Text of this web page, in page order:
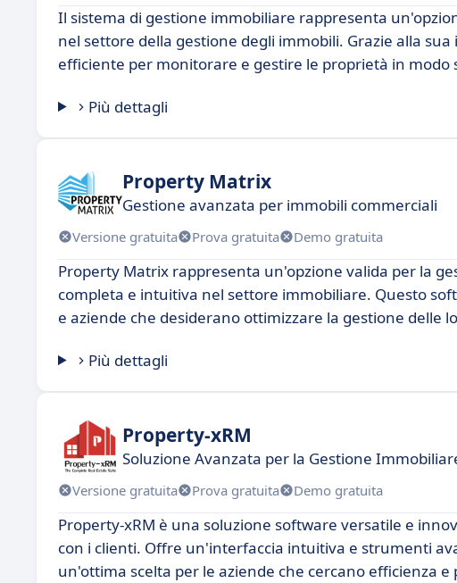
Il sistema di gestione immobiliare rappresenta
nel settore della gestione degli immobili. Grazie alla
efficiente per monitorare e gestire le proprietà in modo
Più dettagli
Property Matrix
Gestione avanzata per immobili commerciali
Versione gratuita Prova gratuita Demo gratuita
Property Matrix rappresenta un'opzione valida per la
completa e intuitiva nel settore immobiliare. Questo
e aziende che desiderano ottimizzare la gestione delle
Più dettagli
Property-xRM
Soluzione Avanzata per la Gestione
Versione gratuita Prova gratuita Demo gratuita
Property-xRM è una soluzione software versatile e
con i clienti. Offre un'interfaccia intuitiva e strumenti
un'ottima scelta per le aziende che cercano efficienza